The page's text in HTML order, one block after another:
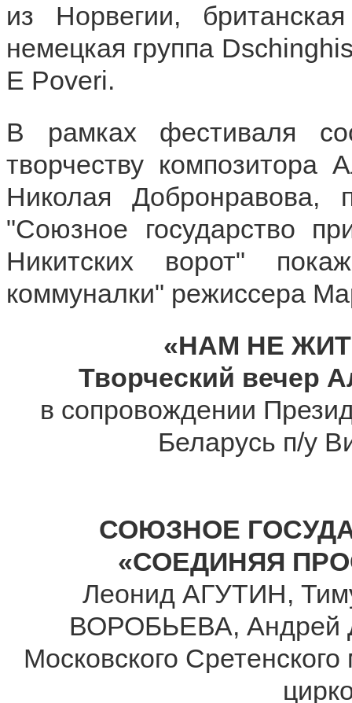
из Норвегии,
немецкая группа
E Poveri.
В рамках фестиваля
творчеству композитора
Николая Добронравова,
"Союзное государство
Никитских ворот"
коммуналки" режиссера
«НАМ НЕ
Творческий вечер
в сопровождении
Беларусь п/у
СОЮЗНОЕ
«СОЕДИНЯЯ
Леонид АГУТИН,
ВОРОБЬЕВА, Андрей
Московского